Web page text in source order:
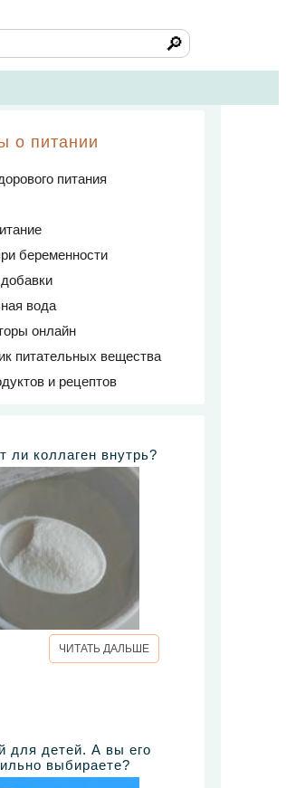
🔎
о питании
питания
беременности
вода
онлайн
питательных вещества
и рецептов
ли коллаген внутрь?
ЧИТАТЬ ДАЛЬШЕ
для детей. А вы его
выбираете?